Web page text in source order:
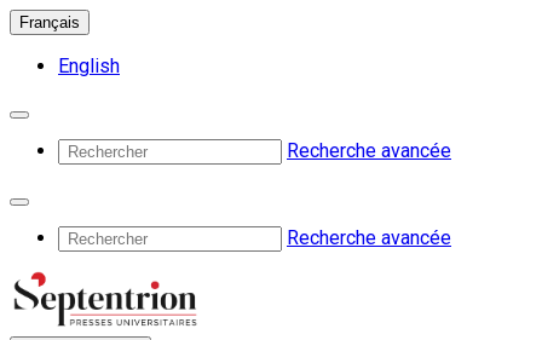
Français
English
Recherche avancée
Recherche avancée